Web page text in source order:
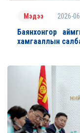
Мэдээ 2026-
Баянхонгор
хамгааллын